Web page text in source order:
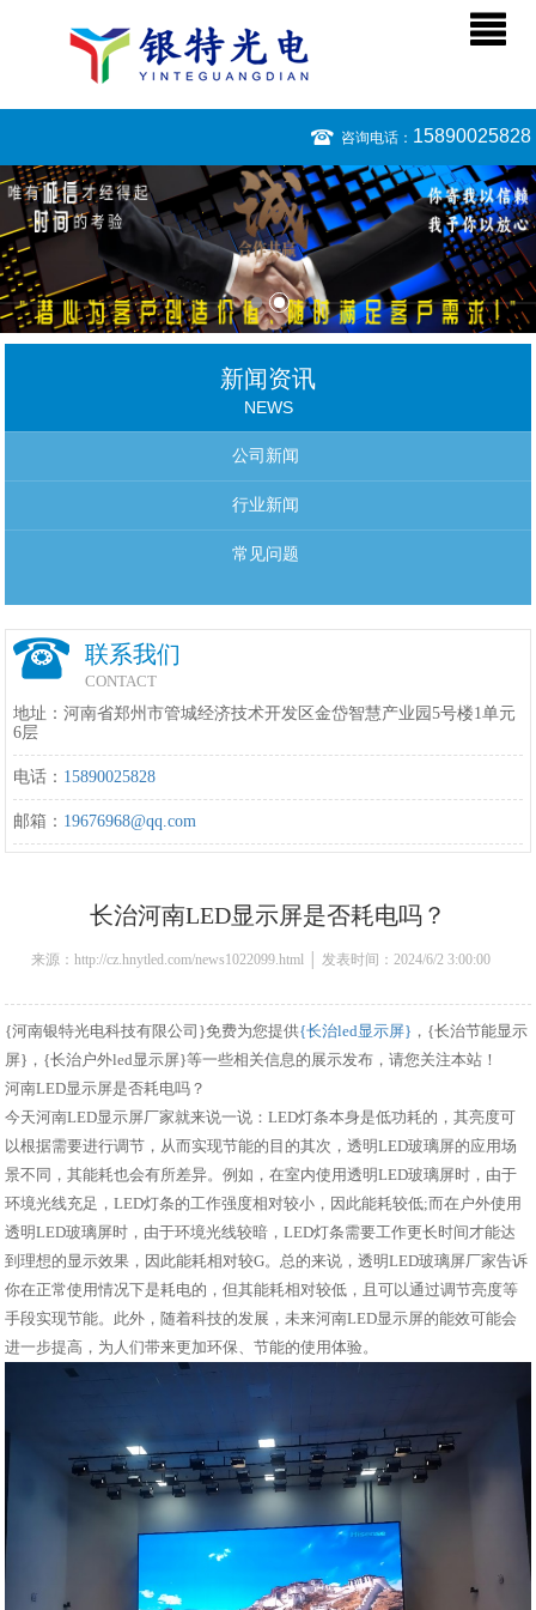
咨询电话： 15890025828
新闻资讯
NEWS
公司新闻
行业新闻
常见问题
联系我们
CONTACT
地址：河南省郑州市管城经济技术开发区金岱智慧产业园5号楼1单元
6层
电话： 15890025828
邮箱： 19676968@qq.com
长治河南LED显示屏是否耗电吗？
来源：http://cz.hnytled.com/news1022099.html │ 发表时间：2024/6/2 3:00:00
{河南银特光电科技有限公司}免费为您提供{长治led显示屏} ，{长治节能显示
屏}，{长治户外led显示屏}等一些相关信息的展示发布，请您关注本站！
河南LED显示屏是否耗电吗？
今天河南LED显示屏厂家就来说一说：LED灯条本身是低功耗的，其亮度可
以根据需要进行调节，从而实现节能的目的其次，透明LED玻璃屏的应用场
景不同，其能耗也会有所差异。例如，在室内使用透明LED玻璃屏时，由于
环境光线充足，LED灯条的工作强度相对较小，因此能耗较低;而在户外使用
透明LED玻璃屏时，由于环境光线较暗，LED灯条需要工作更长时间才能达
到理想的显示效果，因此能耗相对较G。总的来说，透明LED玻璃屏厂家告诉
你在正常使用情况下是耗电的，但其能耗相对较低，且可以通过调节亮度等
手段实现节能。此外，随着科技的发展，未来河南LED显示屏的能效可能会
进一步提高，为人们带来更加环保、节能的使用体验。